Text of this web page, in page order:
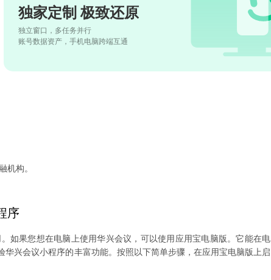
独家定制 极致还原
独立窗口，多任务并行
账号数据资产，手机电脑跨端互通
机构。
序
如果您想在电脑上使用华兴会议，可以使用应用宝电脑版。它能在电
兴会议小程序的丰富功能。按照以下简单步骤，在应用宝电脑版上启